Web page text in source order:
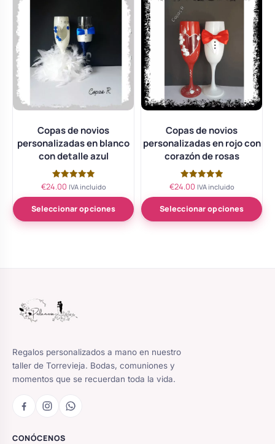
Copas de novios
personalizadas en blanco
con detalle azul
Valorado
de 5
€24.00 IVA incluido
Seleccionar opciones
Copas de novios
personalizadas en rojo con
corazón de rosas
Valorado
de 5
€24.00 IVA incluido
Seleccionar opciones
Regalos personalizados a mano en nuestro
taller de Torrevieja. Bodas, comuniones y
momentos que se recuerdan toda la vida.
CONÓCENOS